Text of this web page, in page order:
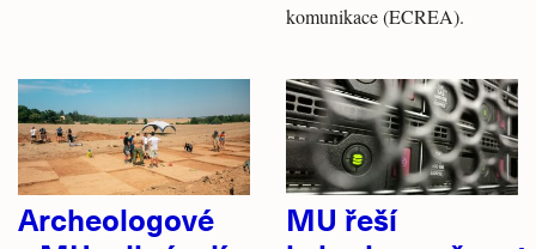
komunikace (ECREA).
Archeologové
MU řeší